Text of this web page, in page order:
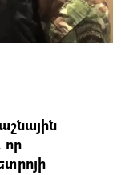
որ